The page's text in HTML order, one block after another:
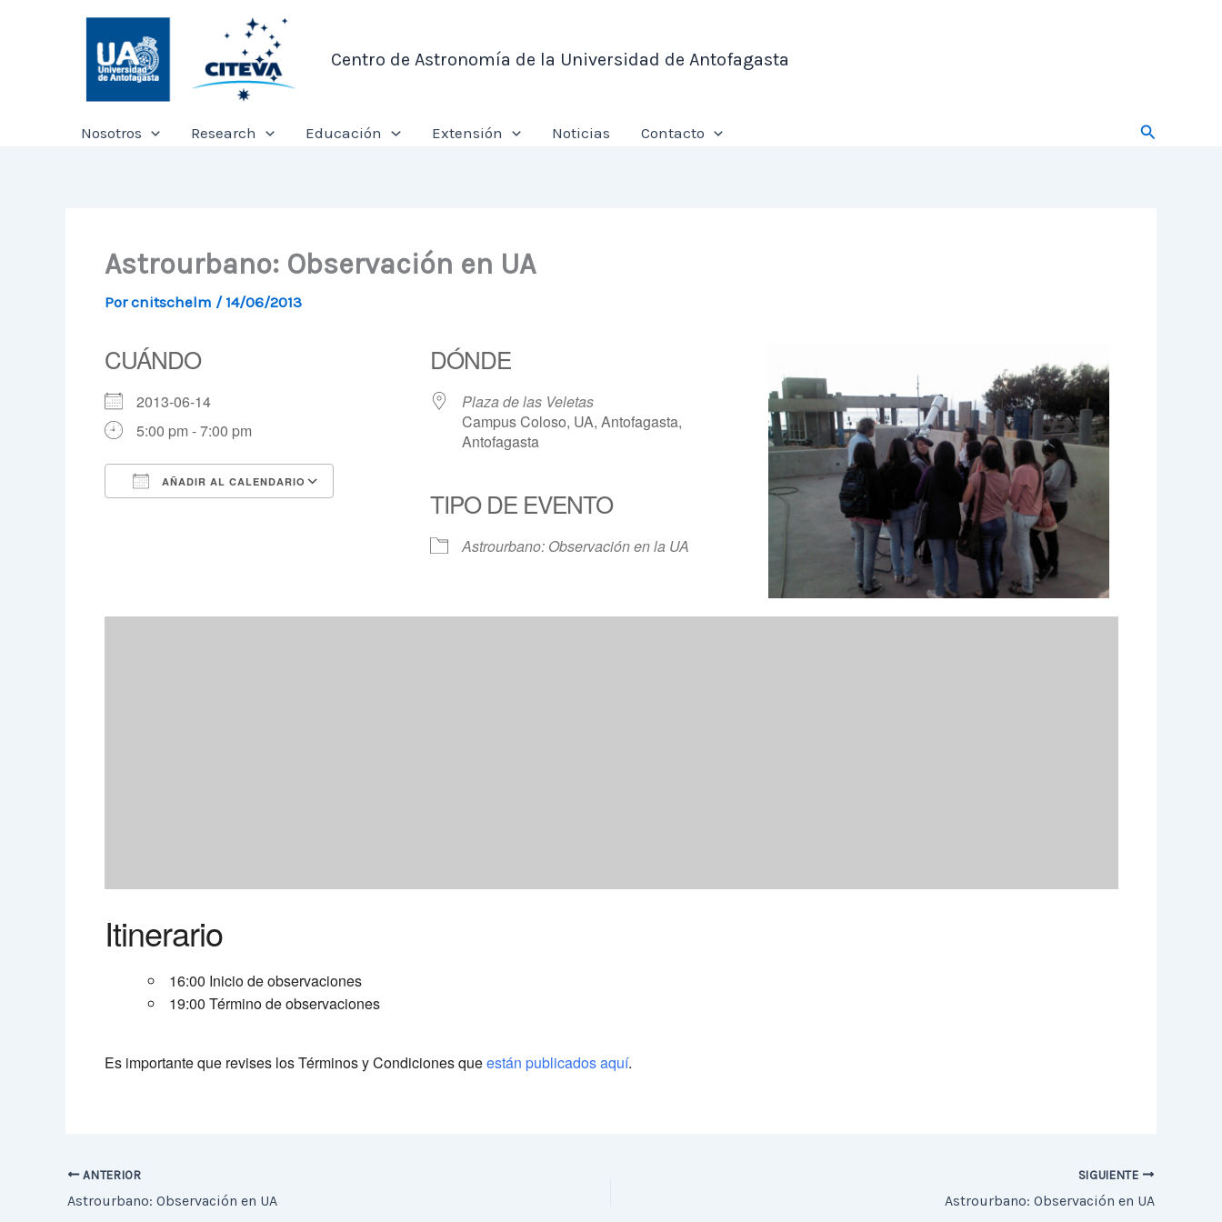
Centro de Astronomía de la Universidad de Antofagasta
Nosotros Research Educación Extensión Noticias Contacto Buscar
Astrourbano: Observación en UA
Porcnitschelm / 14/06/2013
CUÁNDO
2013-06-14
5:00 pm - 7:00 pm
AÑADIR AL CALENDARIO
Google Calendar iCalendar Office 365 Outlook Live
DÓNDE
Plaza de las Veletas
Campus Coloso, UA, Antofagasta,
Antofagasta
TIPO DE EVENTO
Astrourbano: Observación en la UA
Itinerario
16:00 Inicio de observaciones
19:00 Término de observaciones
Es importante que revises los Términos y Condiciones queestán publicados aquí.
ANTERIOR
Astrourbano: Observación en UA
SIGUIENTE
Astrourbano: Observación en UA